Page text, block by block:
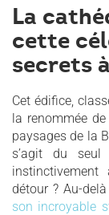
La
cette
secrets
Cet édifice,
la renommée
paysages de la
s’agit du
détour ? Au-
son incroyable